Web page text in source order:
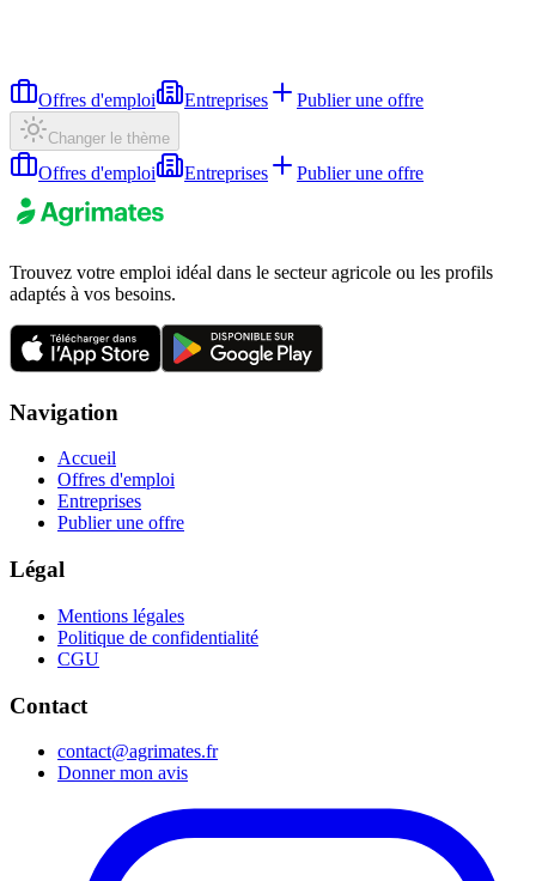
Offres d'emploi Entreprises Publier une offre
Changer le thème
Offres d'emploi Entreprises Publier une offre
Trouvez votre emploi idéal dans le secteur agricole ou les profils
adaptés à vos besoins.
Navigation
Accueil
Offres d'emploi
Entreprises
Publier une offre
Légal
Mentions légales
Politique de confidentialité
CGU
Contact
contact@agrimates.fr
Donner mon avis